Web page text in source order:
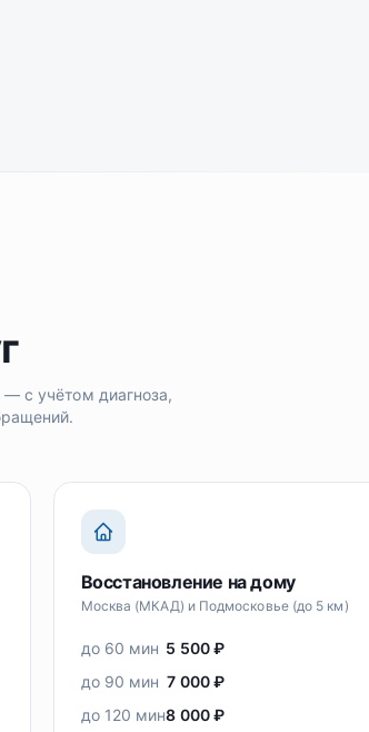
с учётом диагноза,
Восстановление на дому
Москва (МКАД) и Подмосковье (до 5 км)
до 60 мин 5 500 ₽
до 90 мин 7 000 ₽
до 120 мин8 000 ₽